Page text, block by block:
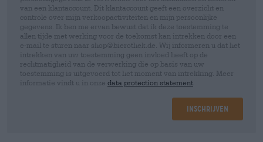
van een klantaccount. Dit klantaccount geeft een overzicht en
controle over mijn verkoopactiviteiten en mijn persoonlijke
gegevens. Ik ben me ervan bewust dat ik deze toestemming te
allen tijde met werking voor de toekomst kan intrekken door een
e-mail te sturen naar shop@bierothek.de. Wij informeren u dat het
intrekken van uw toestemming geen invloed heeft op de
rechtmatigheid van de verwerking die op basis van uw
toestemming is uitgevoerd tot het moment van intrekking. Meer
informatie vindt u in onze data protection statement
Inschrijven